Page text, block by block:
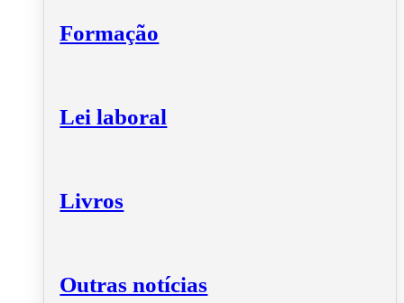
Formação
Lei laboral
Livros
Outras notícias